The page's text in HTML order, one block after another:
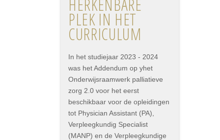
HERKENBARE
PLEK IN HET
CURRICULUM
In het studiejaar 2023 - 2024
was het Addendum op yhet
Onderwijsraamwerk palliatieve
zorg 2.0 voor het eerst
beschikbaar voor de opleidingen
tot Physician Assistant (PA),
Verpleegkundig Specialist
(MANP) en de Verpleegkundige